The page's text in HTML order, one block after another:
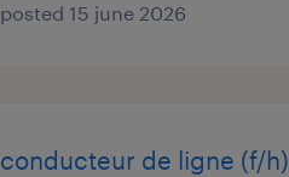
posted 15 june 2026
conducteur de ligne (f/h)